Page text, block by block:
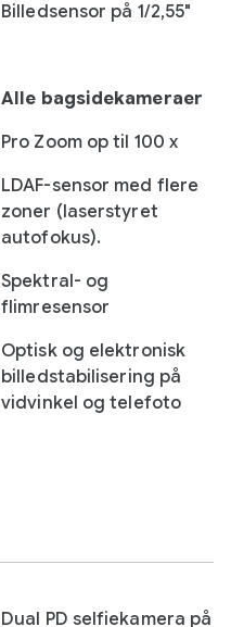
Billedsensor på 1/2,55"
Alle bagsidekameraer
Pro Zoom op til 100 x
LDAF-sensor med flere
zoner (laserstyret
autofokus).
Spektral- og
flimresensor
Optisk og elektronisk
billedstabilisering på
vidvinkel og telefoto
Dual PD selfiekamera på